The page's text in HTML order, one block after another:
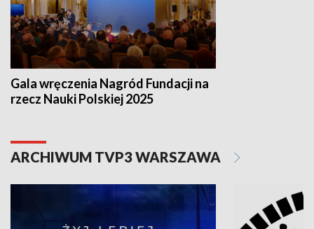
Gala wręczenia Nagród Fundacji na
rzecz Nauki Polskiej 2025
ARCHIWUM TVP3 WARSZAWA